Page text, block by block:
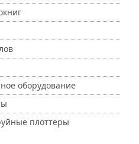
оборудование
плоттеры